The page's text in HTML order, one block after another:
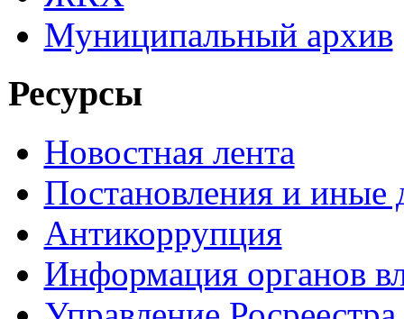
Муниципальный архив
Ресурсы
Новостная лента
Постановления и иные
Антикоррупция
Информация органов